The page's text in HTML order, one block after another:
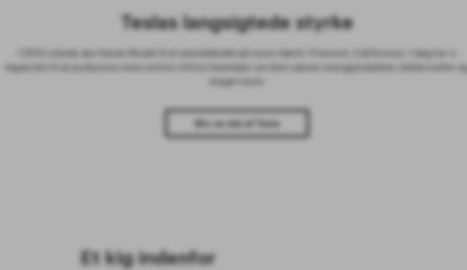
Teslas langsigtede styrke
I 2012 rullede den første Model S af samlebåndet på vores fabrik i Fremont, Californien. I dag har vi
kapacitet til at producere mere end en million køretøjer om året udover energiprodukter, battericeller og
meget mere.
Bliv en del af Tesla
Et kig indenfor